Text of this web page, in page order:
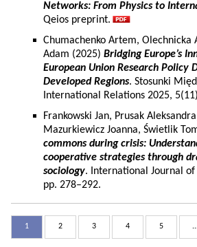
Networks: From Physics to
Qeios preprint.
Chumachenko Artem, Olechnicka
Adam (2025) Bridging Europe’s
European Union Research Policy
Developed Regions. Stosunki
International Relations 2025,
Frankowski Jan, Prusak
Mazurkiewicz Joanna, Świetlik
commons during crisis:
cooperative strategies through
sociology. International Journal
pp. 278–292.
1 2 3 4 5